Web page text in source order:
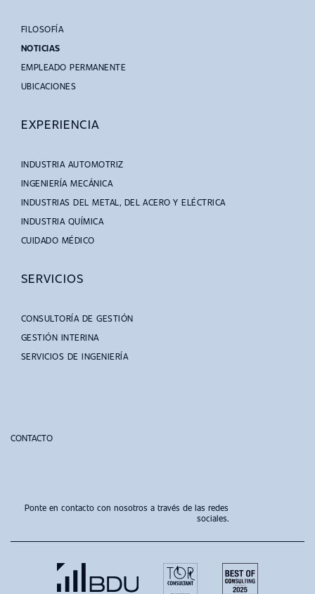
FILOSOFÍA
NOTICIAS
EMPLEADO PERMANENTE
UBICACIONES
EXPERIENCIA
INDUSTRIA AUTOMOTRIZ
INGENIERÍA MECÁNICA
INDUSTRIAS DEL METAL, DEL ACERO Y ELÉCTRICA
INDUSTRIA QUÍMICA
CUIDADO MÉDICO
SERVICIOS
CONSULTORÍA DE GESTIÓN
GESTIÓN INTERINA
SERVICIOS DE INGENIERÍA
CONTACTO
Ponte en contacto con nosotros a través de las redes
sociales.